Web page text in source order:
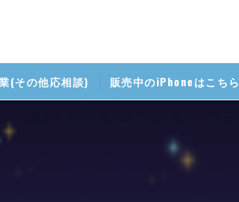
(その他応相談) 販売中のiPhoneはこちら